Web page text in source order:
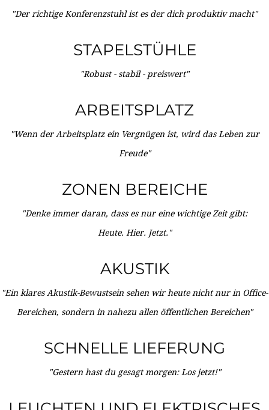
"Der richtige Konferenzstuhl ist es der dich produktiv macht"
STAPELSTÜHLE
"Robust - stabil - preiswert"
ARBEITSPLATZ
"Wenn der Arbeitsplatz ein Vergnügen ist, wird das Leben zur
Freude"
ZONEN BEREICHE
"Denke immer daran, dass es nur eine wichtige Zeit gibt:
Heute. Hier. Jetzt."
AKUSTIK
"Ein klares Akustik-Bewustsein sehen wir heute nicht nur in Office-
Bereichen, sondern in nahezu allen öffentlichen Bereichen"
SCHNELLE LIEFERUNG
"Gestern hast du gesagt morgen: Los jetzt!"